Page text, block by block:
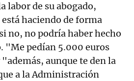
labor de su abogado,
haciendo de forma
no, no podría haber hecho
"Me pedían 5.000 euros
aunque te den la
a la Administración